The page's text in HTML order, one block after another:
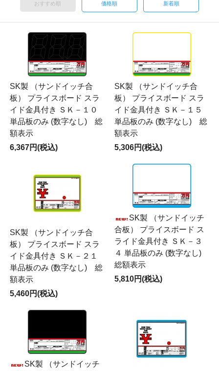
おすすめ順 価格順 新着順
SK製 （サンドイッチ合
板） プライスボード スラ
イド金具付き ＳＫ－１０
単品板のみ (数字なし) 総
額表示
6,367円(税込)
SK製 （サンドイッチ合
板） プライスボード スラ
イド金具付き ＳＫ－１５
単品板のみ (数字なし) 総
額表示
5,306円(税込)
SK製 （サンドイッチ合
板） プライスボード スラ
イド金具付き ＳＫ－２１
単品板のみ (数字なし) 総
額表示
5,460円(税込)
SK製 （サンドイッチ
合板） プライスボード ス
ライド金具付き ＳＫ－３
４ 単品板のみ (数字なし)
総額表示
5,810円(税込)
SK製 （サンドイッチ